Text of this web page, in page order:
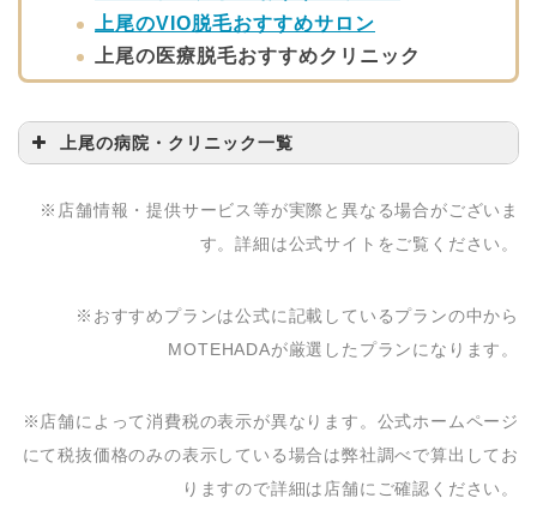
上尾のVIO脱毛おすすめサロン
上尾の医療脱毛おすすめクリニック
上尾の病院・クリニック一覧
048-776-8488
※店舗情報・提供サービス等が実際と異なる場合がございま
す。詳細は公式サイトをご覧ください。
※おすすめプランは公式に記載しているプランの中から
MOTEHADAが厳選したプランになります。
※店舗によって消費税の表示が異なります。公式ホームページ
にて税抜価格のみの表示している場合は弊社調べで算出してお
りますので詳細は店舗にご確認ください。